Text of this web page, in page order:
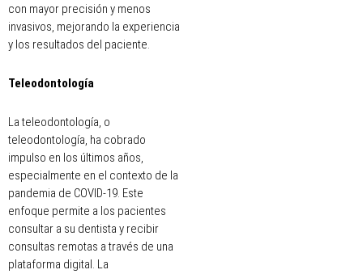
con mayor precisión y menos
invasivos, mejorando la experiencia
y los resultados del paciente.
Teleodontología
La teleodontología, o
teleodontología, ha cobrado
impulso en los últimos años,
especialmente en el contexto de la
pandemia de COVID-19. Este
enfoque permite a los pacientes
consultar a su dentista y recibir
consultas remotas a través de una
plataforma digital. La